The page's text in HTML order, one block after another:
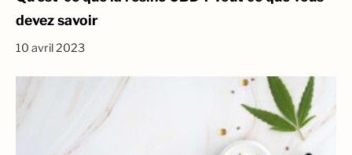
devez savoir
10 avril 2023